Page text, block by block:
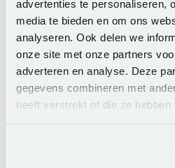
advertenties te personaliseren,
media te bieden en om ons
analyseren. Ook delen we
onze site met onze partners
adverteren en analyse. Deze
gegevens combineren met
heeft verstrekt of die ze
Zivver ondersteunt dit
praktijk. Medewerkers krijgen
waarschuwing als zij per
een e-mail naar de
gevoelige bijlagen
of CC gebruiken in plaats
continu veilig omgaan met